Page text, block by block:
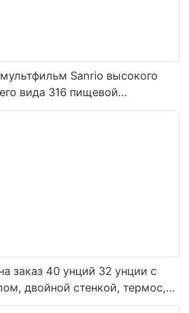
Sanrio высокого
вида 316 пищевой
термос для детей
заказ 40 унций 32 унции с
двойной стенкой, термос,
спортивная бутылка для воды